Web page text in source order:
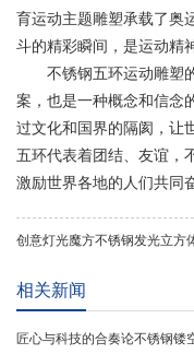
育运动主题雕塑承载了奥
斗的精彩瞬间，是运动精
不锈钢五环运动雕塑的
案，也是一种概念和信念
过文化和国界的隔阂，让
五环代表着团结、友谊，
激励世界各地的人们共同
创意灯光魔方不锈钢发光立方
相关新闻
匠心与科技的合奏论不锈钢镂